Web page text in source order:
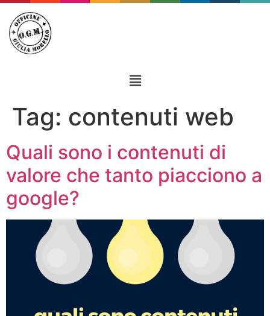
Tag: contenuti web
Quali sono i contenuti di
valore che tanto piacciono a
google?